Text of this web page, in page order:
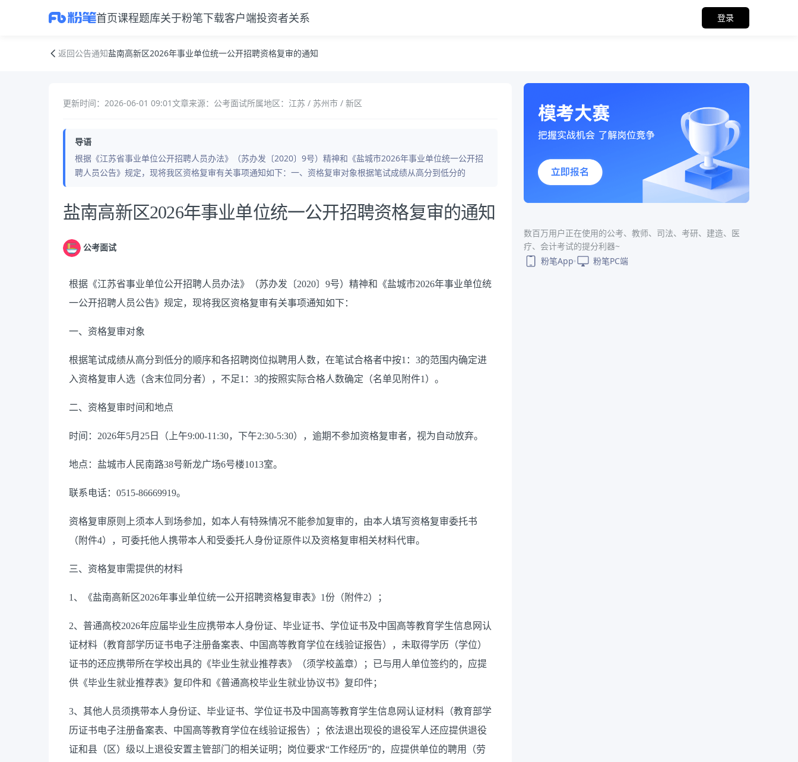
首页课程题库关于粉笔下载客户端投资者关系 登录
返回公告通知盐南高新区2026年事业单位统一公开招聘资格复审的通知
更新时间：2026-06-01 09:01文章来源：公考面试所属地区：江苏 / 苏州市 / 新区
导语
根据《江苏省事业单位公开招聘人员办法》（苏办发〔2020〕9号）精神和《盐城市2026年事业单位统一公开招
聘人员公告》规定，现将我区资格复审有关事项通知如下：一、资格复审对象根据笔试成绩从高分到低分的
公告正文
盐南高新区2026年事业单位统一公开招聘资格复审的通知
公考面试
根据《江苏省事业单位公开招聘人员办法》（苏办发〔2020〕9号）精神和《盐城市2026年事业单位统
一公开招聘人员公告》规定，现将我区资格复审有关事项通知如下：
一、资格复审对象
根据笔试成绩从高分到低分的顺序和各招聘岗位拟聘用人数，在笔试合格者中按1：3的范围内确定进
入资格复审人选（含末位同分者），不足1：3的按照实际合格人数确定（名单见附件1）。
二、资格复审时间和地点
时间：2026年5月25日（上午9:00-11:30，下午2:30-5:30），逾期不参加资格复审者，视为自动放弃。
地点：盐城市人民南路38号新龙广场6号楼1013室。
联系电话：0515-86669919。
资格复审原则上须本人到场参加，如本人有特殊情况不能参加复审的，由本人填写资格复审委托书
（附件4），可委托他人携带本人和受委托人身份证原件以及资格复审相关材料代审。
三、资格复审需提供的材料
1、《盐南高新区2026年事业单位统一公开招聘资格复审表》1份（附件2）；
2、普通高校2026年应届毕业生应携带本人身份证、毕业证书、学位证书及中国高等教育学生信息网认
证材料（教育部学历证书电子注册备案表、中国高等教育学位在线验证报告），未取得学历（学位）
证书的还应携带所在学校出具的《毕业生就业推荐表》（须学校盖章）；已与用人单位签约的，应提
供《毕业生就业推荐表》复印件和《普通高校毕业生就业协议书》复印件；
3、其他人员须携带本人身份证、毕业证书、学位证书及中国高等教育学生信息网认证材料（教育部学
历证书电子注册备案表、中国高等教育学位在线验证报告）；依法退出现役的退役军人还应提供退役
证和县（区）级以上退役安置主管部门的相关证明；岗位要求“工作经历”的，应提供单位的聘用（劳
数百万用户正在使用的公考、教师、司法、考研、建造、医
疗、会计考试的提分利器~
粉笔App
粉笔PC端